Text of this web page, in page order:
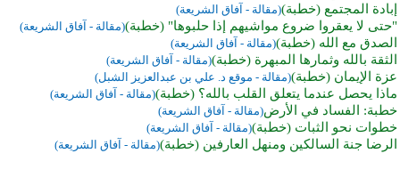
إبادة المجتمع (خطبة)(مقالة - آفاق الشريعة)
"حتى لا يعقروا ضروع مواشيهم إذا حلبوها" (خطبة)(مقالة - آفاق الشريعة)
الصدق مع الله (خطبة)(مقالة - آفاق الشريعة)
الثقة بالله وثمارها المبهرة (خطبة)(مقالة - آفاق الشريعة)
عزة الإيمان (خطبة)(مقالة - موقع د. علي بن عبدالعزيز الشبل)
ماذا يحصل عندما يتعلق القلب بالله؟ (خطبة)(مقالة - آفاق الشريعة)
خطبة: الفساد في الأرض(مقالة - آفاق الشريعة)
خطوات نحو الثبات (خطبة)(مقالة - آفاق الشريعة)
الرضا جنة السالكين ومنهل العارفين (خطبة)(مقالة - آفاق الشريعة)